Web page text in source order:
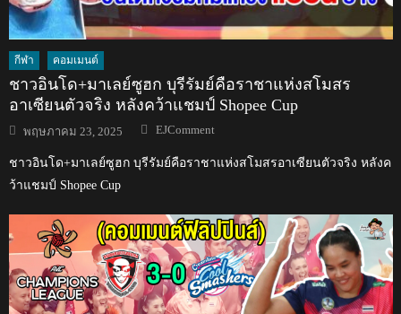
กีฬา คอมเมนต์
ชาวอินโด+มาเลย์ซูฮก บุรีรัมย์คือราชาแห่งสโมสร
อาเซียนตัวจริง หลังคว้าแชมป์ Shopee Cup
Posted
on
พฤษภาคม 23, 2025 Author
EJComment
ชาวอินโด+มาเลย์ซูฮก บุรีรัมย์คือราชาแห่งสโมสรอาเซียนตัวจริง หลังค
ว้าแชมป์ Shopee Cup